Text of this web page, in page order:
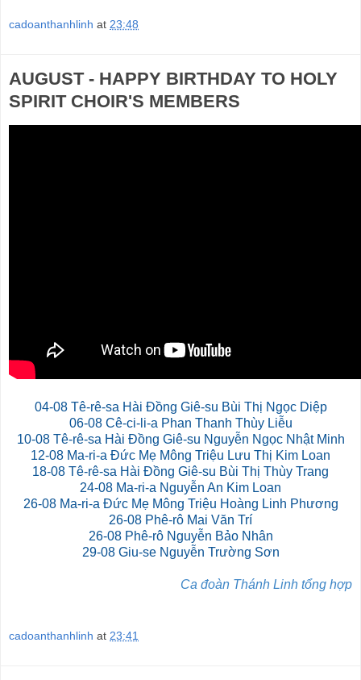
cadoanthanhlinh at 23:48
AUGUST - HAPPY BIRTHDAY TO HOLY
SPIRIT CHOIR'S MEMBERS
04-08 Tê-rê-sa Hài Đồng Giê-su Bùi Thị Ngọc Diệp
06-08 Cê-ci-li-a Phan Thanh Thùy Liễu
10-08 Tê-rê-sa Hài Đồng Giê-su Nguyễn Ngọc Nhật Minh
12-08 Ma-ri-a Đức Mẹ Mông Triệu Lưu Thị Kim Loan
18-08 Tê-rê-sa Hài Đồng Giê-su Bùi Thị Thùy Trang
24-08 Ma-ri-a Nguyễn An Kim Loan
26-08 Ma-ri-a Đức Mẹ Mông Triệu Hoàng Linh Phương
26-08 Phê-rô Mai Văn Trí
26-08 Phê-rô Nguyễn Bảo Nhân
29-08 Giu-se Nguyễn Trường Sơn
Ca đoàn Thánh Linh tổng hợp
cadoanthanhlinh at 23:41